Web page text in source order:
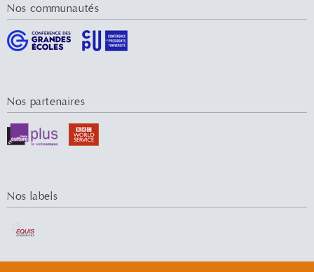
Nos communautés
Nos partenaires
Nos labels